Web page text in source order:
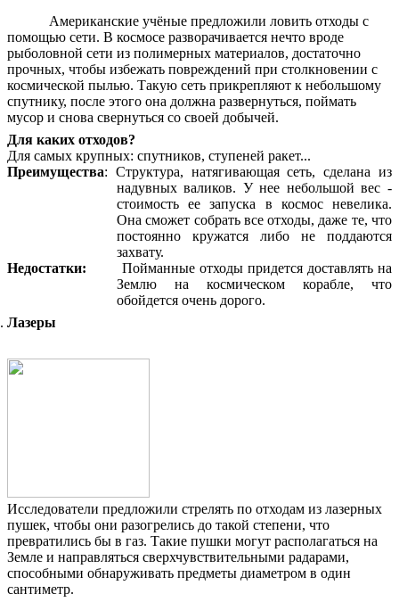
Американские учёные предложили ловить отходы с
помощью сети. В космосе разворачивается нечто вроде
рыболовной сети из полимерных материалов, достаточно
прочных, чтобы избежать повреждений при столкновении с
космической пылью. Такую сеть прикрепляют к небольшому
спутнику, после этого она должна развернуться, поймать
мусор и снова свернуться со своей добычей.
Для каких отходов?
Для самых крупных: спутников, ступеней ракет...
Преимущества: Структура, натягивающая сеть, сделана из
надувных валиков. У нее небольшой вес -
стоимость ее запуска в космос невелика.
Она сможет собрать все отходы, даже те, что
постоянно кружатся либо не поддаются
захвату.
Недостатки: Пойманные отходы придется доставлять на
Землю на космическом корабле, что
обойдется очень дорого.
Лазеры
Исследователи предложили стрелять по отходам из лазерных
пушек, чтобы они разогрелись до такой степени, что
превратились бы в газ. Такие пушки могут располагаться на
Земле и направляться сверхчувствительными радарами,
способными обнаруживать предметы диаметром в один
сантиметр.